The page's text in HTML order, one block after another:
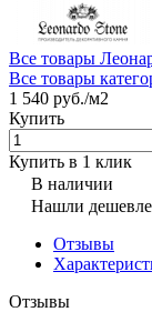
Все товары
Все товары
1 540 руб./м2
Купить
Купить в 1 клик
В наличии
Нашли
Отзывы
Отзывы